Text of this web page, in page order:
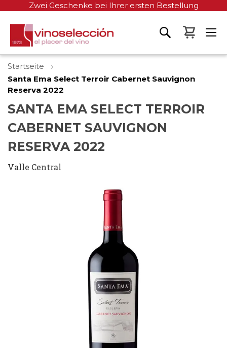
Zwei Geschenke bei Ihrer ersten Bestellung
Mein
Startseite
Santa Ema Select Terroir Cabernet Sauvignon
Reserva 2022
SANTA EMA SELECT TERROIR
CABERNET SAUVIGNON
RESERVA 2022
Valle Central